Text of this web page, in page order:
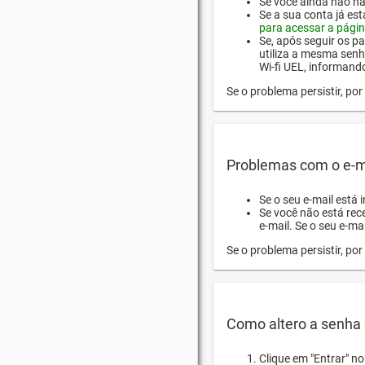
Se a sua conta já
para acessar a
Se, após seguir os
utiliza a mesma
Wi-fi UEL,
Se o problema persistir,
Problemas com o e-
Se o seu e-mail
Se você não está
e-mail. Se o seu e-
Se o problema persistir,
Como altero a
Clique em "Entrar"